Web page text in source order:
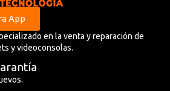
App
en la venta y reparación de
y videoconsolas.